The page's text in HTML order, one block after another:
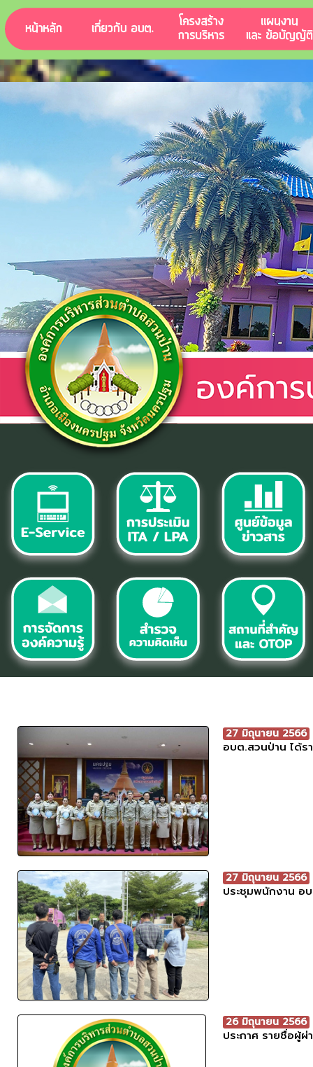
27 มิถุนายน 2566
อบต.สวนป่าน ได้
27 มิถุนายน 2566
ประชุมพนักงาน อ
26 มิถุนายน 2566
ประกาศ รายชื่อผู้